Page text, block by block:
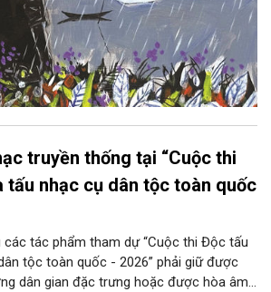
truyền thống tại “Cuộc thi
tấu nhạc cụ dân tộc toàn quốc
tác phẩm tham dự “Cuộc thi Độc tấu
tộc toàn quốc - 2026” phải giữ được
dân gian đặc trưng hoặc được hòa âm,